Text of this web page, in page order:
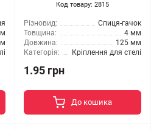
Код товару: 2815
Різновид:
Спиця-гачок
Товщина:
4 мм
Довжина:
125 мм
Категорія:
Кріплення для стелі
1.95 грн
До кошика